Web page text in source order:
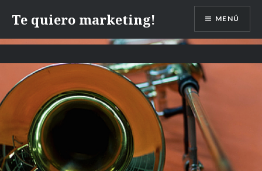
Te quiero marketing! MENÚ